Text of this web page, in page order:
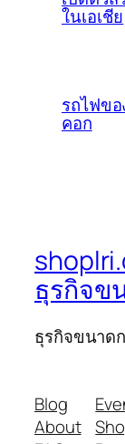
ในเอเชีย
รถไฟข
คอก
ธุรกิจข
ธุรกิจขนาด
Blog
About